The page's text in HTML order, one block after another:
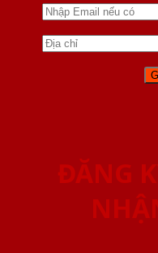
ĐĂNG